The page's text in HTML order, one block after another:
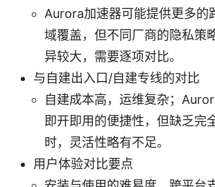
Aurora加速器可能提供更多的
域覆盖，但不同厂商的隐私策
异较大，需要逐项对比。
与自建出入口/自建专线的对比
自建成本高，运维复杂；
即开即用的便捷性，但缺乏完
时，灵活性略有不足。
用户体验对比要点